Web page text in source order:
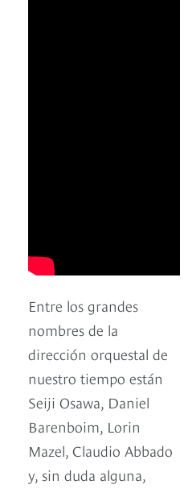
Entre los grandes
nombres de la
dirección orquestal de
nuestro tiempo están
Seiji Osawa, Daniel
Barenboim, Lorin
Mazel, Claudio Abbado
y, sin duda alguna,